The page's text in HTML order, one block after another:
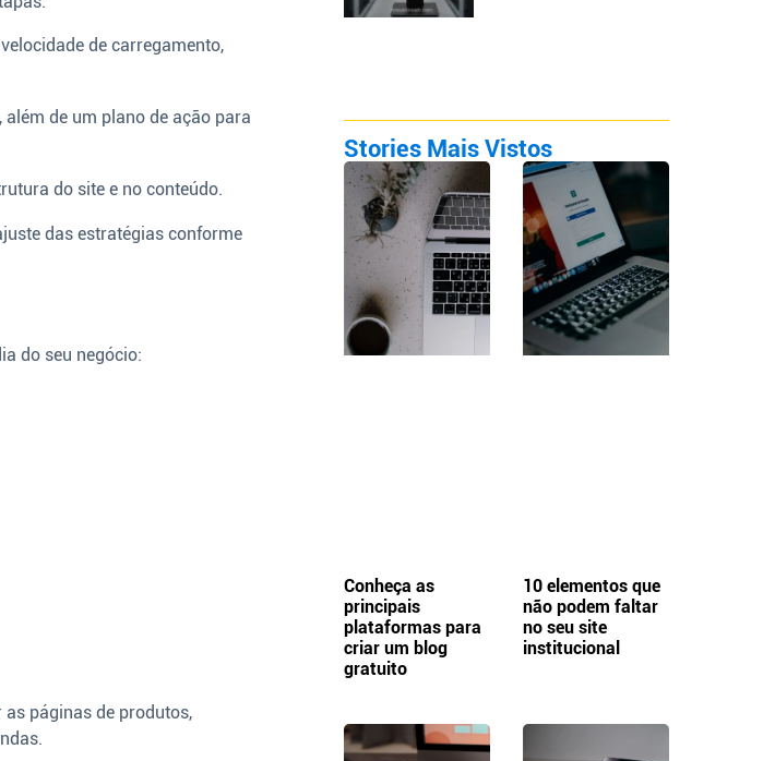
de carregamento,
de um plano de ação para
do site e no conteúdo.
das estratégias conforme
do seu negócio:
páginas de produtos,
Stories Mais Vistos
Conheça as
principais
plataformas para
criar um blog
gratuito
10 elementos que
não podem faltar
no seu site
institucional